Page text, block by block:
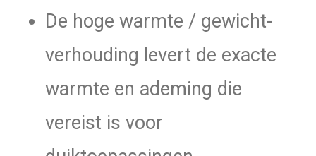
De hoge warmte / gewicht-
verhouding levert de exacte
warmte en ademing die
vereist is voor